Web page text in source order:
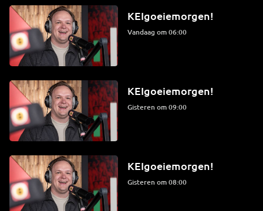
KEIgoeiemorgen!
Vandaag om 06:00
KEIgoeiemorgen!
Gisteren om 09:00
KEIgoeiemorgen!
Gisteren om 08:00